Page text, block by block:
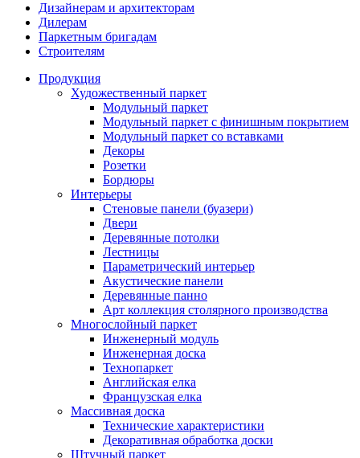
Дизайнерам и архитекторам
Дилерам
Паркетным бригадам
Строителям
Продукция
Художественный паркет
Модульный паркет
Модульный паркет с финишным покрытием
Модульный паркет со вставками
Декоры
Розетки
Бордюры
Интерьеры
Стеновые панели (буазери)
Двери
Деревянные потолки
Лестницы
Параметрический интерьер
Акустические панели
Деревянные панно
Арт коллекция столярного производства
Многослойный паркет
Инженерный модуль
Инженерная доска
Технопаркет
Английская елка
Французская елка
Массивная доска
Технические характеристики
Декоративная обработка доски
Штучный паркет